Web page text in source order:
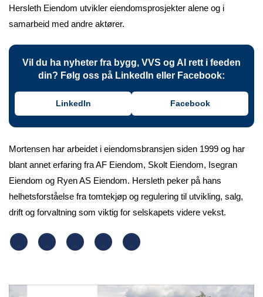
Hersleth Eiendom utvikler eiendomsprosjekter alene og i
samarbeid med andre aktører.
Vil du ha nyheter fra bygg, VVS og AI rett i feeden
din? Følg oss på LinkedIn eller Facebook:
LinkedIn Facebook
Mortensen har arbeidet i eiendomsbransjen siden 1999 og har
blant annet erfaring fra AF Eiendom, Skolt Eiendom, Isegran
Eiendom og Ryen AS Eiendom. Hersleth peker på hans
helhetsforståelse fra tomtekjøp og regulering til utvikling, salg,
drift og forvaltning som viktig for selskapets videre vekst.